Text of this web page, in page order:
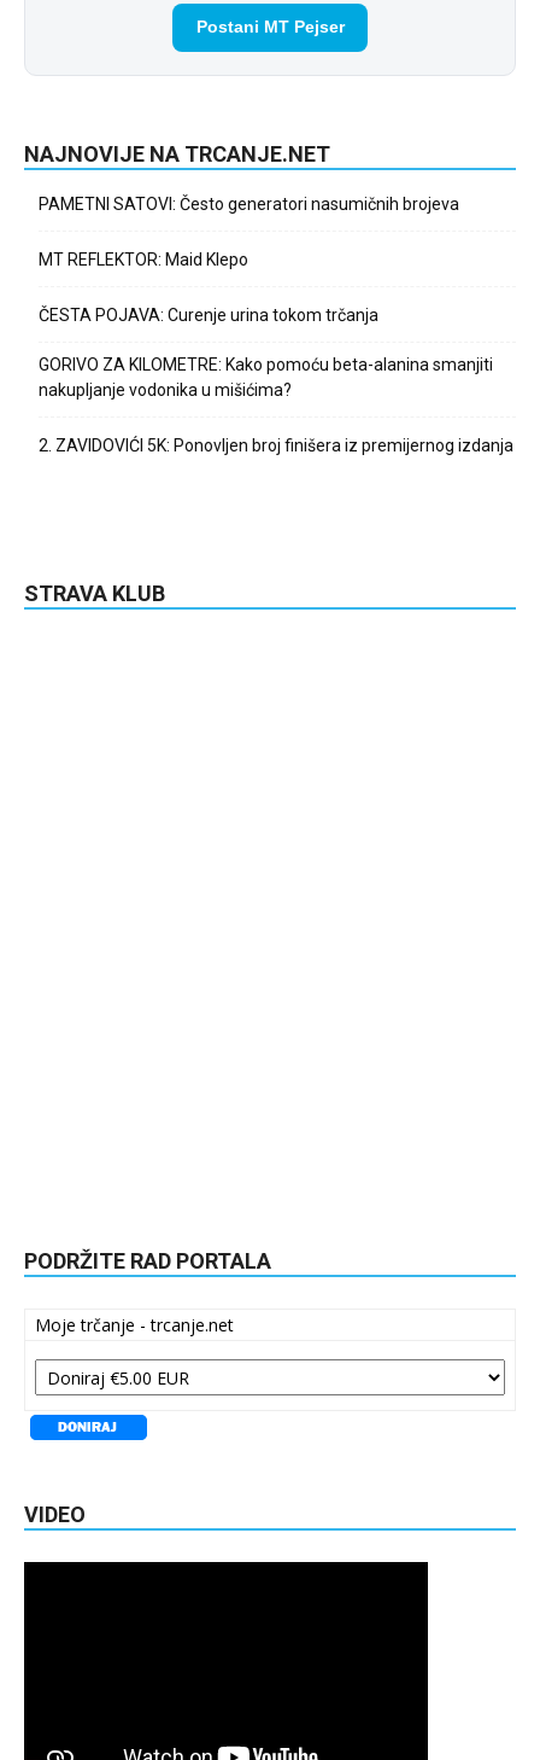
Postani MT Pejser
NAJNOVIJE NA TRCANJE.NET
PAMETNI SATOVI: Često generatori nasumičnih brojeva
MT REFLEKTOR: Maid Klepo
ČESTA POJAVA: Curenje urina tokom trčanja
GORIVO ZA KILOMETRE: Kako pomoću beta-alanina smanjiti
nakupljanje vodonika u mišićima?
2. ZAVIDOVIĆI 5K: Ponovljen broj finišera iz premijernog izdanja
STRAVA KLUB
PODRŽITE RAD PORTALA
Moje trčanje - trcanje.net
VIDEO